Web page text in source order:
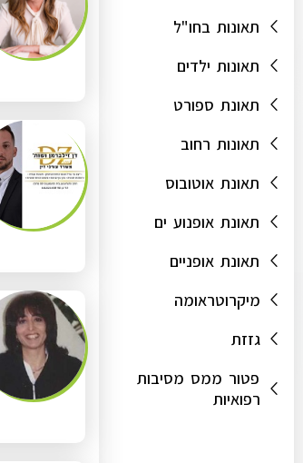
תאונות בחו"ל
תאונות ילדים
תאונת ספורט
תאונות רחוב
תאונת אוטובוס
תאונת אופנוע ים
תאונת אופניים
מיקרוטראומה
גזזת
פטור ממס מסיבות
רפואיות